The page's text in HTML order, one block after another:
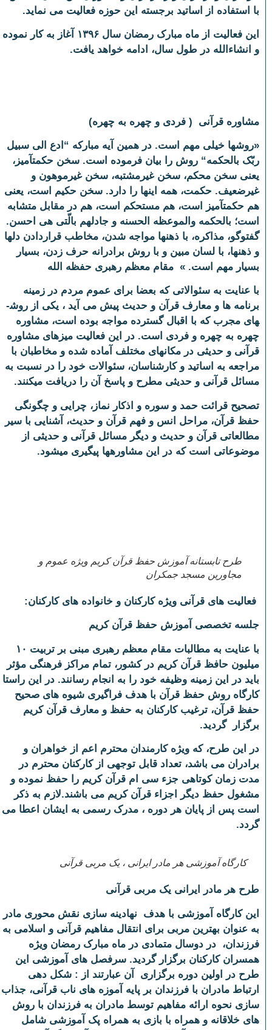
با استفاده از اساتید برجسته این حوزه فعالیت می نماید.
این فعالیت از ماه مبارک رمضان سال ۱۳۹۶ آغاز به کار نموده
و انشاءالله در طول سال، ادامه خواهد یافت.
مشاوره قرآنی ( فردی و چهره به چهره)
«روش‏ها خیلی مهم است. در همین آیه مبارکه“ ادع الی سبیل
ربّک بالحکمه“روش را بیان فرموده است. سخن حکمت‏آمیز،
یعنی سخن محکم، سخن غیرمشتبه، سخن غیرموهون و
غیرضعیف. حکمت، همه این‏ها را دارد. سخن حکیم است، یعنی
هم حکمت‏آمیز است، هم مستحکم است، هم در مقابل متشابه
است؛ بالحکمه والموعظه الحسنه و جادلهم بالّتی هی احسن.
گفت­وگو، مذاکره، با ذهن‏ها مواجه شدن، مخاطب قراردادن دل‏ها
و ذهن‏ها، با لسان مبین و با روش برادرانه حرف زدن، بسیار
بسیار مهم است.» مقام معظم رهبری حفظه الله
با عنایت به سئوالاتی که بعضا برای عموم مردم در زمینه
برنامه ها و معارف قرآن و حدیث پیش می آید ، یکی از روش­
های مجرب که با اقبال گسترده مواجه بوده است، مشاوره
چهره به چهره و فردی است. در این فعالیت میزهای مشاوره
قرآنی و حدیثی در مکانهای مختلف آماده شده و مخاطبان با
مراجعه به اساتید و کارشناسان، سئوالات خود را در نسبت به
مسائل قرآنی و حدیثی مطرح و پاسخ آن را دریافت می­کنند.
تصحیح قرائت حمد و سوره و اذکار نماز، چرایی و چگونگی
حفظ قرآن، مراحل انس و فهم قرآن و حدیث، آشنایی با سیر
مطالعاتی قرآن و حدیث و دیگر مسائل قرآنی و حدیثی از
موضوعاتی است که در این مشاوره­ها پیگیری می­شود.
طرح تابستانه آموزش حفظ قرآن کریم ویژه عموم و
مجاورین مسجد جمکران
فعالیت های قرآنی ویژه کارکنان و خانواده های کارکنان:
جلسه تخصصی آموزش حفظ قرآن کریم
با عنایت به مطالبات مقام معظم رهبری مبنی بر تربیت ۱۰
میلیون حافظ قرآن کریم در کشور، تمام مراکز فرهنگی مؤثر
باید در این زمینه وظیفه خود را به انجام رسانند. در این راستا
کارگاه روش حفظ قرآن با هدف فراگیری شیوه های صحیح
حفظ قرآن، ترغیب کارکنان به حفظ و معارف قرآن کریم
برگزار ­ گردید.
در این طرح، که ویژه کارمندان محترم اعم از خواهران و
برادران می باشد، تعداد قابل توجهی از کارکنان محترم در
مدت زمان کوتاهی جزء سی ام قرآن کریم را حفظ نموده و
مشغول حفظ دیگر اجزاء قرآن کریم می باشند.لازم به ذکر
است پس از پایان هر دوره ، مدرک رسمی به ایشان اعطا می
گردد.
کارگاه آموزشی هر مادر ایرانی ، یک مربی قرآنی
طرح هر مادر ایرانی یک مربی قرآنی
این کارگاه آموزشی با هدف نهادینه سازی نقش محوری مادر
به عنوان بهترین مربی برای انتقال مفاهیم قرآنی و اسلامی به
فرزندان، در دوسال متمادی در ماه مبارک رمضان ویژه
همسران کارکنان برگزار گردید. سرفصل های آموزشی این
طرح در اولین دوره برگزاری آن عبارتند از : شکل دهی
ارتباط مادران با فرزندان بر پایه آموزه های ناب قرآنی، جذاب
سازی نحوه ارائه مفاهیم توسط مادران به فرزندان با روش
های خلاقانه و همراه با بازی به همراه پک آموزشی شامل